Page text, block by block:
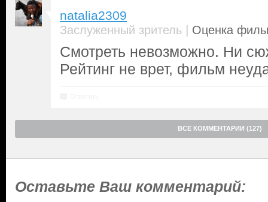
natalia2309
Заслуженный зритель | Оценка
Смотреть невозможно. Ни
Рейтинг не врет, фильм
ВСЕ КОММЕНТАРИИ (127)
Оставьте Ваш комментарий: